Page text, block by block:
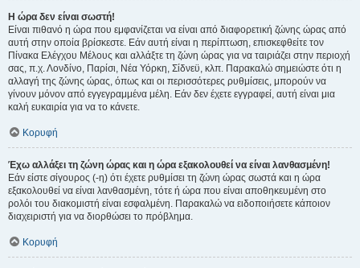
Η ώρα δεν είναι σωστή!
Είναι πιθανό η ώρα που εμφανίζεται να είναι από διαφορετική ζώνης ώρας από
αυτή στην οποία βρίσκεστε. Εάν αυτή είναι η περίπτωση, επισκεφθείτε τον
Πίνακα Ελέγχου Μέλους και αλλάξτε τη ζώνη ώρας για να ταιριάζει στην περιοχή
σας, π.χ. Λονδίνο, Παρίσι, Νέα Υόρκη, Σίδνεϋ, κλπ. Παρακαλώ σημειώστε ότι η
αλλαγή της ζώνης ώρας, όπως και οι περισσότερες ρυθμίσεις, μπορούν να
γίνουν μόνον από εγγεγραμμένα μέλη. Εάν δεν έχετε εγγραφεί, αυτή είναι μια
καλή ευκαιρία για να το κάνετε.
Κορυφή
Έχω αλλάξει τη ζώνη ώρας και η ώρα εξακολουθεί να είναι λανθασμένη!
Εάν είστε σίγουρος (-η) ότι έχετε ρυθμίσει τη ζώνη ώρας σωστά και η ώρα
εξακολουθεί να είναι λανθασμένη, τότε ή ώρα που είναι αποθηκευμένη στο
ρολόι του διακομιστή είναι εσφαλμένη. Παρακαλώ να ειδοποιήσετε κάποιον
διαχειριστή για να διορθώσει το πρόβλημα.
Κορυφή